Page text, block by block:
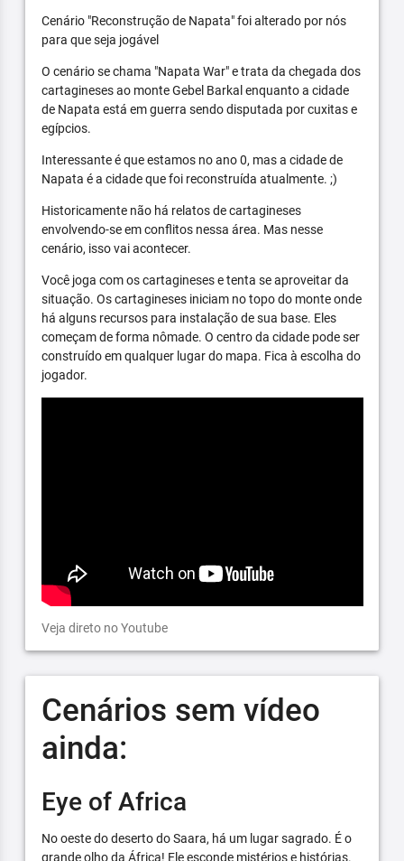
Cenário "Reconstrução de Napata" foi alterado por nós
para que seja jogável
O cenário se chama "Napata War" e trata da chegada dos
cartagineses ao monte Gebel Barkal enquanto a cidade
de Napata está em guerra sendo disputada por cuxitas e
egípcios.
Interessante é que estamos no ano 0, mas a cidade de
Napata é a cidade que foi reconstruída atualmente. ;)
Historicamente não há relatos de cartagineses
envolvendo-se em conflitos nessa área. Mas nesse
cenário, isso vai acontecer.
Você joga com os cartagineses e tenta se aproveitar da
situação. Os cartagineses iniciam no topo do monte onde
há alguns recursos para instalação de sua base. Eles
começam de forma nômade. O centro da cidade pode ser
construído em qualquer lugar do mapa. Fica à escolha do
jogador.
Veja direto no Youtube
Cenários sem vídeo
ainda:
Eye of Africa
No oeste do deserto do Saara, há um lugar sagrado. É o
grande olho da África! Ele esconde mistérios e histórias.